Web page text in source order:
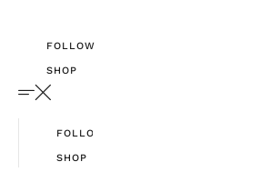
FOLLOW
SHOP
FOLLOW
SHOP